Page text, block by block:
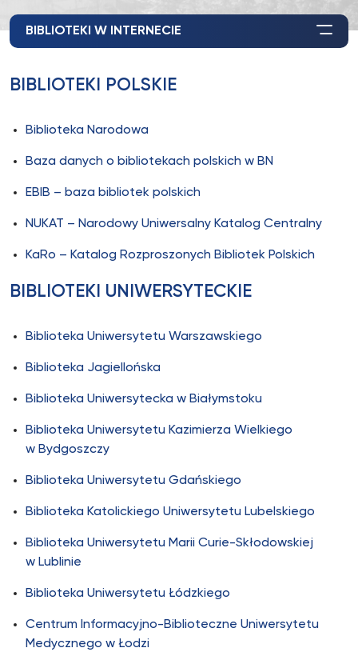
BIBLIOTEKI W INTERNECIE
BIBLIOTEKI POLSKIE
Biblioteka Narodowa
Baza danych o bibliotekach polskich w BN
EBIB – baza bibliotek polskich
NUKAT – Narodowy Uniwersalny Katalog Centralny
KaRo – Katalog Rozproszonych Bibliotek Polskich
BIBLIOTEKI UNIWERSYTECKIE
Biblioteka Uniwersytetu Warszawskiego
Biblioteka Jagiellońska
Biblioteka Uniwersytecka w Białymstoku
Biblioteka Uniwersytetu Kazimierza Wielkiego
w Bydgoszczy
Biblioteka Uniwersytetu Gdańskiego
Biblioteka Katolickiego Uniwersytetu Lubelskiego
Biblioteka Uniwersytetu Marii Curie-Skłodowskiej
w Lublinie
Biblioteka Uniwersytetu Łódzkiego
Centrum Informacyjno-Biblioteczne Uniwersytetu
Medycznego w Łodzi